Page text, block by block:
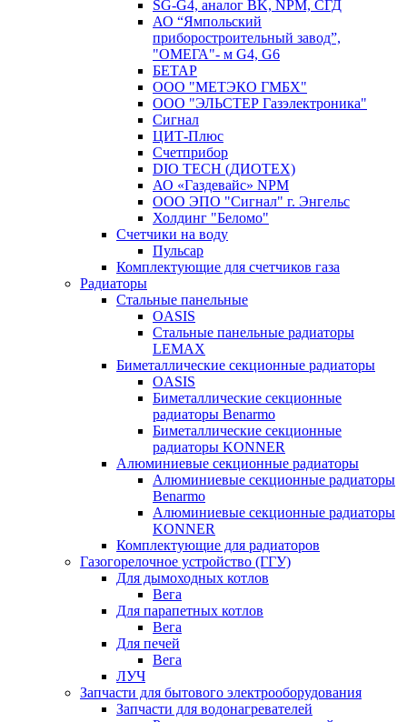
SG-G4, аналог BK, NPM, СГД
АО “Ямпольский
приборостроительный завод”,
"ОМЕГА"- м G4, G6
БЕТАР
ООО "МЕТЭКО ГМБХ"
ООО "ЭЛЬСТЕР Газэлектроника"
Сигнал
ЦИТ-Плюс
Счетприбор
DIO TECH (ДИОТЕХ)
АО «Газдевайс» NPM
ООО ЭПО "Сигнал" г. Энгельс
Холдинг "Беломо"
Счетчики на воду
Пульсар
Комплектующие для счетчиков газа
Радиаторы
Стальные панельные
OASIS
Стальные панельные радиаторы
LEMAX
Биметаллические секционные радиаторы
OASIS
Биметаллические секционные
радиаторы Benarmo
Биметаллические секционные
радиаторы KONNER
Алюминиевые секционные радиаторы
Алюминиевые секционные радиаторы
Benarmo
Алюминиевые секционные радиаторы
KONNER
Комплектующие для радиаторов
Газогорелочное устройство (ГГУ)
Для дымоходных котлов
Вега
Для парапетных котлов
Вега
Для печей
Вега
ЛУЧ
Запчасти для бытового электрооборудования
Запчасти для водонагревателей